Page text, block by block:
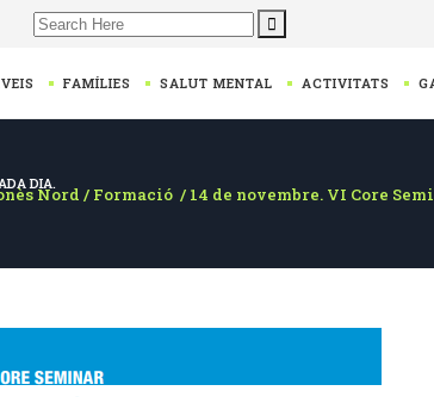
Search
FAMÍLIES SALUT MENTAL ACTIVITATS
DIA.
Nord / Formació / 14 de novembre. VI Core